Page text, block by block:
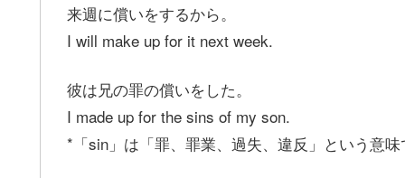
来週に償いをするから。
I will make up for it next week.
彼は兄の罪の償いをした。
I made up for the sins of my son.
*「sin」は「罪、罪業、過失、違反」という意